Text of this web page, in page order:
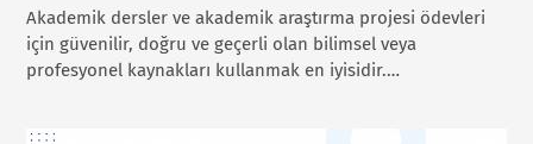
Akademik dersler ve akademik araştırma projesi ödevleri
için güvenilir, doğru ve geçerli olan bilimsel veya
profesyonel kaynakları kullanmak en iyisidir.…